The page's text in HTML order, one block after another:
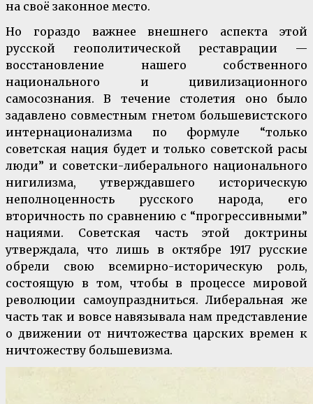
на своё законное место.
Но гораздо важнее внешнего аспекта этой
русской геополитической реставрации —
восстановление нашего собственного
национального и цивилизационного
самосознания. В течение столетия оно было
задавлено совместным гнетом большевистского
интернационализма по формуле “только
советская нация будет и только советской расы
люди” и советски-либерального национального
нигилизма, утверждавшего историческую
неполноценность русского народа, его
вторичность по сравнению с “прогрессивными”
нациями. Советская часть этой доктрины
утверждала, что лишь в октябре 1917 русские
обрели свою всемирно-историческую роль,
состоящую в том, чтобы в процессе мировой
революции самоупраздниться. Либеральная же
часть так и вовсе навязывала нам представление
о движении от ничтожества царских времен к
ничтожеству большевизма.